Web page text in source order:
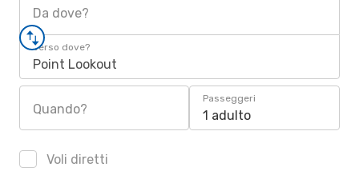
Da dove?
Verso dove?
Point Lookout
Quando?
Passeggeri
1 adulto
Voli diretti